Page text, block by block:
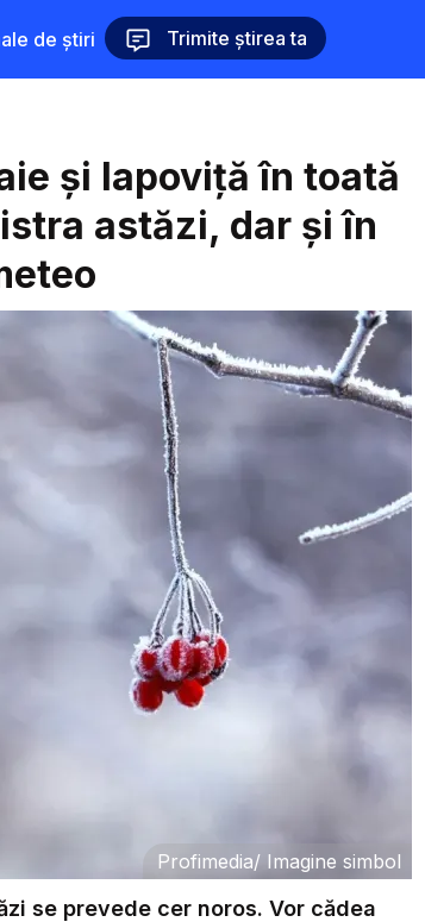
de știri Trimite știrea ta
și lapoviță în toată
astăzi, dar și în
Profimedia/ Imagine simbol
se prevede cer noros. Vor cădea